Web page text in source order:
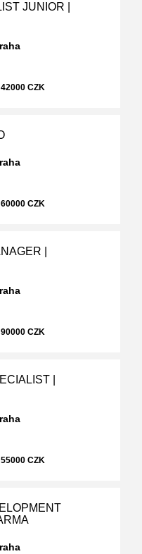
JUNIOR |
CZK
CZK
|
CZK
|
CZK